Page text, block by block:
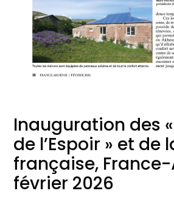
Inauguration des
de l’Espoir » et de
française,
février 2026